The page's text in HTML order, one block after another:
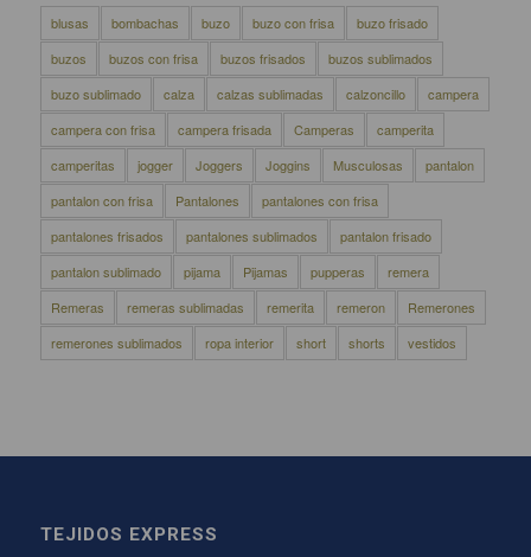
blusas bombachas buzo buzo con frisa
buzo frisado
buzos
buzos con frisa buzos frisados
buzos sublimados
buzo sublimado
calza calzas sublimadas calzoncillo
campera
campera con frisa
campera frisada Camperas
camperita
camperitas
jogger Joggers Joggins Musculosas
pantalon
pantalon con frisa
Pantalones
pantalones con frisa
pantalones frisados
pantalones sublimados
pantalon frisado
pantalon sublimado
pijama Pijamas pupperas
remera
Remeras
remeras sublimadas remerita remeron
Remerones
remerones sublimados
ropa interior short shorts vestidos
TEJIDOS EXPRESS